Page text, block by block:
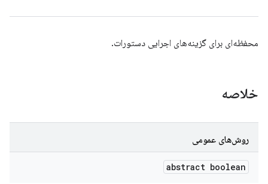
محفظه‌ای برای گزینه‌های اجرایی دستورات.
خلاصه
روش‌های عمومی
abstract boolean